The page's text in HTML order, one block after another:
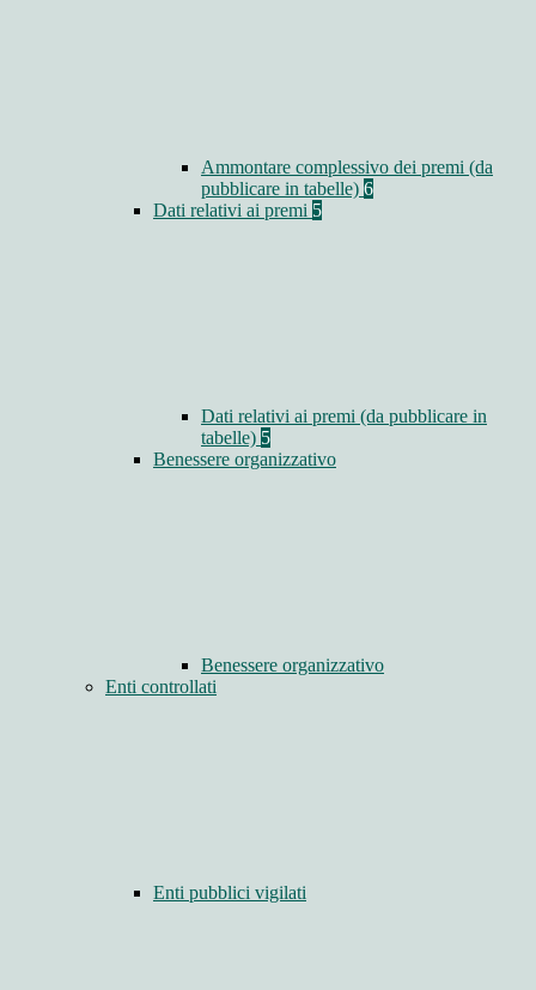
Ammontare complessivo dei premi (da
pubblicare in tabelle) 6
Dati relativi ai premi 5
Dati relativi ai premi (da pubblicare in
tabelle) 5
Benessere organizzativo
Benessere organizzativo
Enti controllati
Enti pubblici vigilati